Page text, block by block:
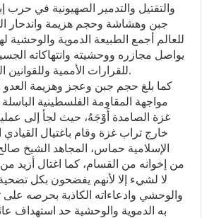
والتقتيل والتدمير الصهيونية في حرب
جبن وهشاشة وحجم هزيمة واندحار
للعالم أجمع الطبيعة الدموية والوحشية
يواصل مجازره ووحشيته وانتهاكاته
للقرارات الأممية وللقوانين الدولية وللقيم الإنسانية.
كما بلغ حجم جبن وعجز وهزيمة
مواجهة المقاومة الفلسطينية
غزة الصامدة أَوْجَهُ، حيث لجأ إلى
خارج تراب غزة وقام باغتيال القيادي
الإسلامية حماس، المجاهد الشيخ
لا لشيء إلا لأنهم يفضحون بكل
والوحشي وادعاءاته الكاذبة بحرصه على
به الدموية والوحشية حد استهداف